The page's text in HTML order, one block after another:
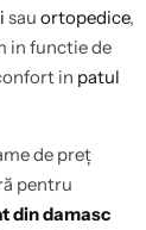
sau ortopedice,
in functie de
in patul
de preț
pentru
din damasc